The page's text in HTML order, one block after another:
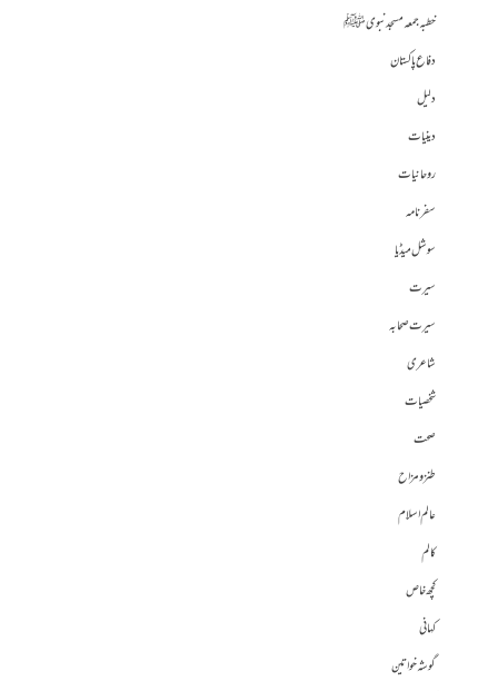
خطبہ جمعہ مسجد نبوی ﷺ
دفاع پاکستان
دلیل
دینیات
روحانیات
سفرنامہ
سوشل میڈیا
سیرت
سیرت صحابہ
شاعری
شخصیات
صحت
طنز و مزاح
عالم اسلام
کالم
کچھ خاص
کہانی
گوشہ خواتین